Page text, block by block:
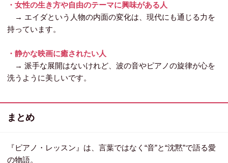
・女性の生き方や自由のテーマに興味がある人
→ エイダという人物の内面の変化は、現代にも通じる力を
持っています。
・静かな映画に癒されたい人
→ 派手な展開はないけれど、波の音やピアノの旋律が心を
洗うように美しいです。
まとめ
『ピアノ・レッスン』は、言葉ではなく“音”と“沈黙”で語る愛
の物語。